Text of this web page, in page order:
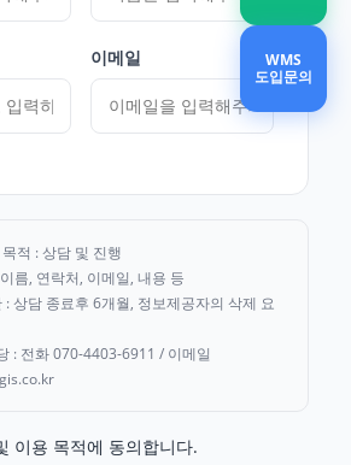
이메일
적 : 상담 및 진행
름, 연락처, 이메일, 내용 등
상담 종료후 6개월, 정보제공자의 삭제 요
: 전화 070-4403-6911 / 이메일
이용 목적에 동의합니다.
WMS
도입문의